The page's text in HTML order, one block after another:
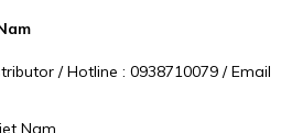
/ Hotline : 0938710079 / Email
Nam